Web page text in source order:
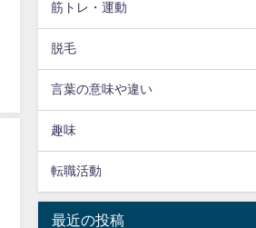
筋トレ・運動
脱毛
言葉の意味や違い
趣味
転職活動
最近の投稿